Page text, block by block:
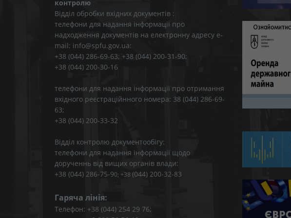
контролю
Відділ обробки вхідних документів :
телефони для надання інформації про
надходження документів на електронну адресу e-
mail: info@spfu.gov.ua:
+38 (044) 286-69-63; +38 (044) 200-31-90;
+38 (044) 200-30-16
телефони для надання інформації про отримання
вхідного реєстраційнного номера: 38 (044) 286-69-
63;
+38 (044) 200-33-32
Відділ контролю документообігу:
телефони для надання інформації щодо
дорученнь від вищих органів влади:
+38 (044) 286-75-90; +38 (044) 200-32-83
Гаряча лінія:
Телефон: +38 (044) 254 29 76;